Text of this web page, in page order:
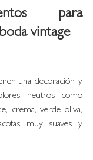
para
vintage
una decoración y
neutros como
crema, verde oliva,
muy suaves y